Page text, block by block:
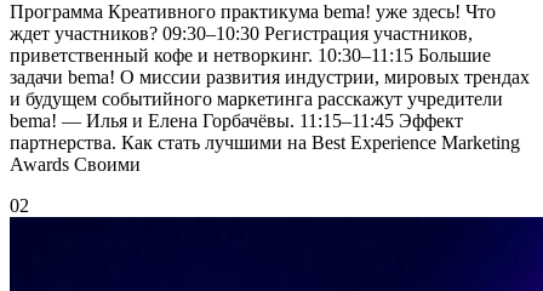
Программа Креативного практикума bema! уже здесь! Что
ждет участников? 09:30–10:30 Регистрация участников,
приветственный кофе и нетворкинг. 10:30–11:15 Большие
задачи bema! О миссии развития индустрии, мировых трендах
и будущем событийного маркетинга расскажут учредители
bema! — Илья и Елена Горбачёвы. 11:15–11:45 Эффект
партнерства. Как стать лучшими на Best Experience Marketing
Awards Своими
02